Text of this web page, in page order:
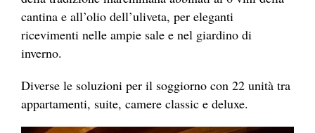
cantina e all’olio dell’uliveta, per eleganti
ricevimenti nelle ampie sale e nel giardino di
inverno.
Diverse le soluzioni per il soggiorno con 22 unità tra
appartamenti, suite, camere classic e deluxe.